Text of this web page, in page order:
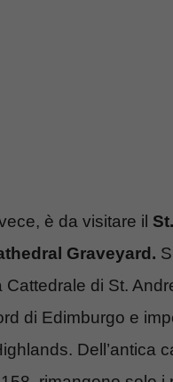
è da visitare il St.
Graveyard.
Cattedrale di St.
di Edimburgo e
Dell’antica